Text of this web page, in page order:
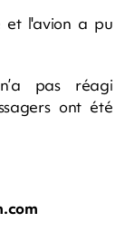
et l'avion a pu
pas réagi
ont été